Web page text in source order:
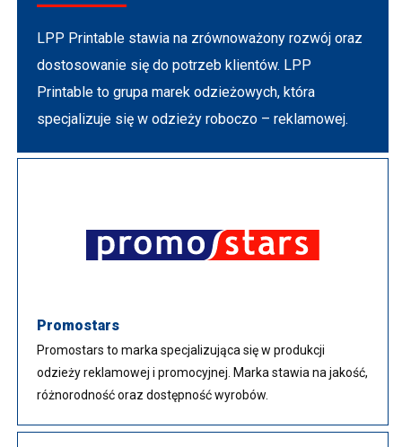
LPP Printable stawia na zrównoważony rozwój oraz
dostosowanie się do potrzeb klientów. LPP
Printable to grupa marek odzieżowych, która
specjalizuje się w odzieży roboczo – reklamowej.
Promostars
Promostars to marka specjalizująca się w produkcji
odzieży reklamowej i promocyjnej. Marka stawia na jakość,
różnorodność oraz dostępność wyrobów.